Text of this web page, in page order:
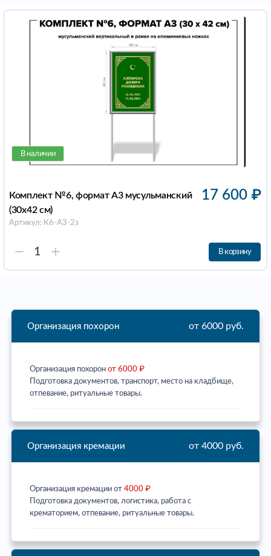
В наличии
Комплект №6, формат А3 мусульманский
(30х42 см)
Артикул: К6-А3-2з
17 600 ₽
В корзину
Организация похорон от 6000 руб.
Организация похорон от 6000 ₽
Подготовка документов, транспорт, место на кладбище,
отпевание, ритуальные товары.
Организация кремации от 4000 руб.
Организация кремации от 4000 ₽
Подготовка документов, логистика, работа с
крематорием, отпевание, ритуальные товары.